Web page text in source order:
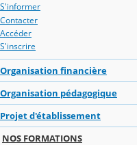
S'informer
Contacter
Accéder
S'inscrire
Organisation financière
Organisation pédagogique
Projet d'établissement
NOS FORMATIONS